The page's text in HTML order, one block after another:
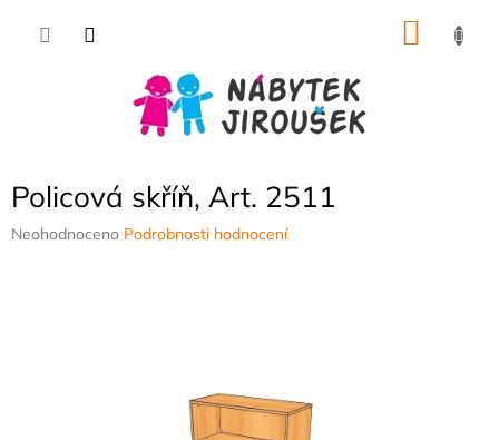
Policová skříň, Art. 2511
Průměrné
Neohodnoceno Podrobnosti hodnocení